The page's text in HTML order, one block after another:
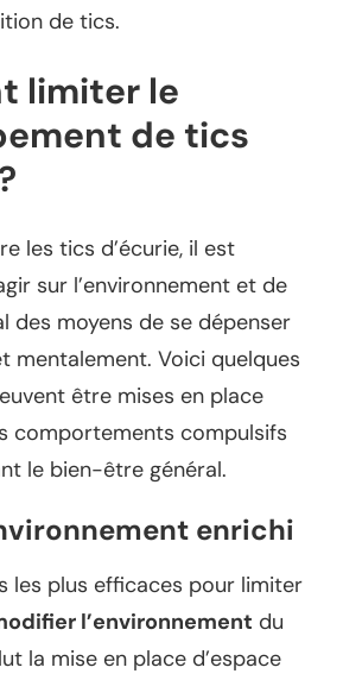
de tics.
limiter le
de tics
les tics d’écurie, il est
sur l’environnement et de
des moyens de se dépenser
mentalement. Voici quelques
être mises en place
comportements compulsifs
le bien-être général.
enrichi
les plus efficaces pour limiter
l’environnement du
la mise en place d’espace